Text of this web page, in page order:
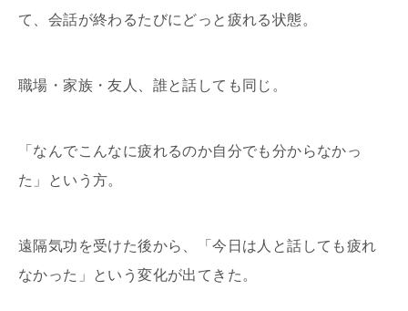
て、会話が終わるたびにどっと疲れる状態。
職場・家族・友人、誰と話しても同じ。
「なんでこんなに疲れるのか自分でも分からなかっ
た」という方。
遠隔気功を受けた後から、「今日は人と話しても疲れ
なかった」という変化が出てきた。